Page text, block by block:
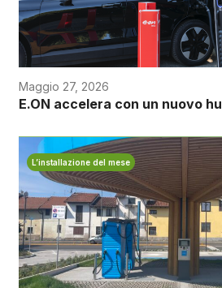
Maggio 27, 2026
E.ON accelera con un nuovo
L’installazione del mese